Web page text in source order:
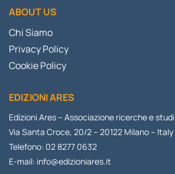
ABOUT US
Chi Siamo
Privacy Policy
Cookie Policy
EDIZIONI ARES
Edizioni Ares – Associazione ricerche e studi
Via Santa Croce, 20/2 – 20122 Milano – Italy
Telefono: 02 8277 0632
E-mail: info@edizioniares.it